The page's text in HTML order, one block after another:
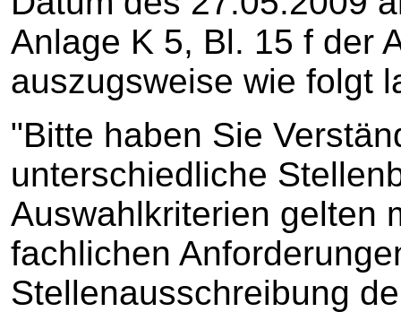
Anlage K 5, Bl. 15 f der
auszugsweise wie folgt
"Bitte haben Sie
unterschiedliche
Auswahlkriterien gelten
fachlichen
Stellenausschreibung